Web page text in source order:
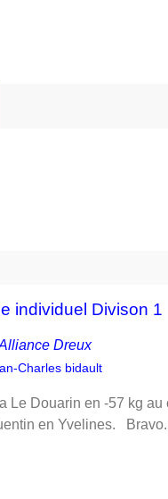
individuel Divison 1
Dreux
Charles bidault
Le Douarin en -57 kg
en Yvelines. Bravo.